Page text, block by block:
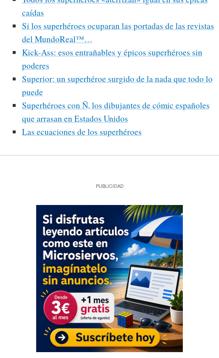
caídas
Si los superhéroes ocuparan las portadas de las revistas
del MundoReal™…
Kick-Ass: esos entrañables y épicos superhéroes sin
poderes
Superior: un superhéroe surgido de la nada que todo lo
puede
Superhéroes con Ñ, los dibujantes de cómic españoles
que arrasan en Estados Unidos
Las ecuaciones de los superhéroes
PUBLICIDAD